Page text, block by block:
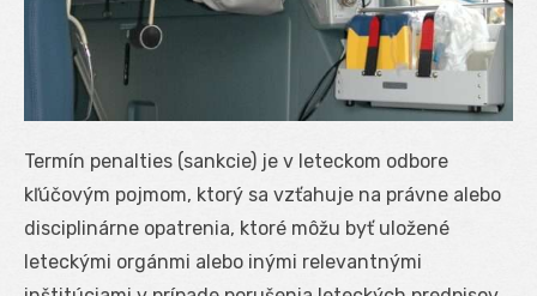
Termín penalties (sankcie) je v leteckom odbore
kľúčovým pojmom, ktorý sa vzťahuje na právne alebo
disciplinárne opatrenia, ktoré môžu byť uložené
leteckými orgánmi alebo inými relevantnými